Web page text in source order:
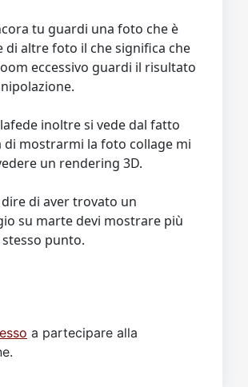
tu guardi una foto che è
di altre foto il che significa che
eccessivo guardi il risultato
inoltre si vede dal fatto
di mostrarmi la foto collage mi
un rendering 3D.
di aver trovato un
su marte devi mostrare più
punto.
a partecipare alla